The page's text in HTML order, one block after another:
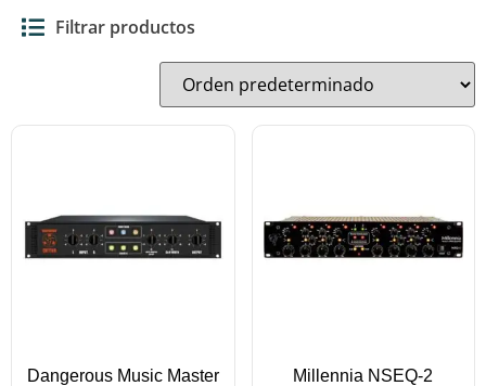
Filtrar productos
Dangerous Music Master
Millennia NSEQ-2